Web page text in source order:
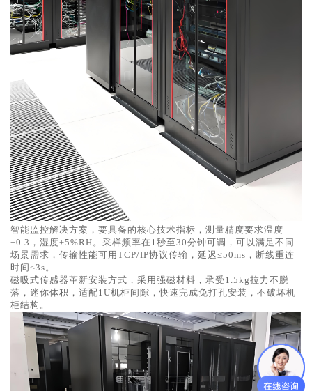
智能监控解决方案，要具备的核心技术指标，测量精度要求温度
±0.3，湿度±5%RH。采样频率在1秒至30分钟可调，可以满足不同
场景需求，传输性能可用TCP/IP协议传输，延迟≤50ms，断线重连
时间≤3s。
磁吸式传感器革新安装方式，采用强磁材料，承受1.5kg拉力不脱
落，迷你体积，适配1U机柜间隙，快速完成免打孔安装，不破坏机
柜结构。